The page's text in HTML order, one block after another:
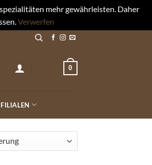
mehr gewährleisten. Daher
Verwerfen
0
FILIALEN